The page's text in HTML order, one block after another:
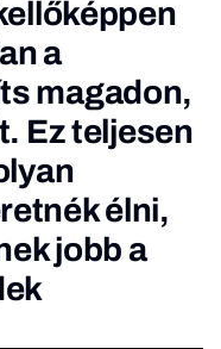
a
magadon,
Ez teljesen
élni,
jobb a